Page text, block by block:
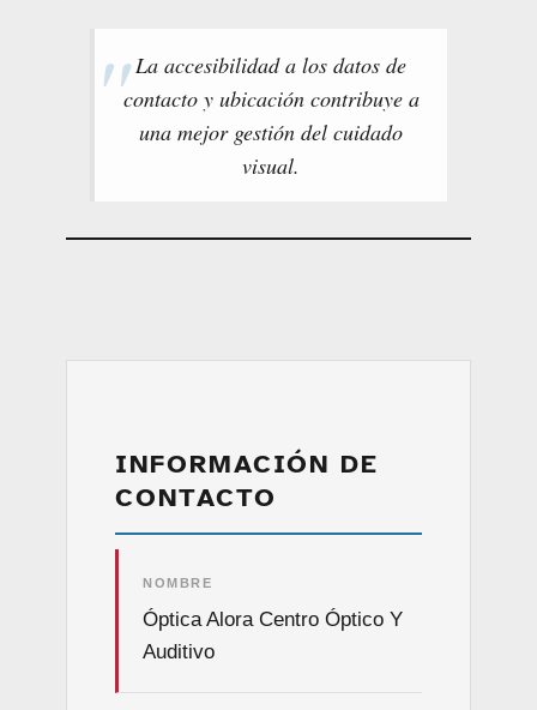
La accesibilidad a los datos de
contacto y ubicación contribuye a
una mejor gestión del cuidado
visual.
INFORMACIÓN DE
CONTACTO
NOMBRE
Óptica Alora Centro Óptico Y
Auditivo